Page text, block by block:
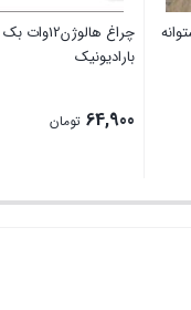
چراغ
بارادیونیک
64,900 تومان